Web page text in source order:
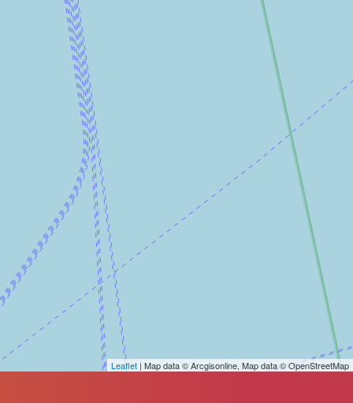
Leaflet | Map data © Arcgisonline, Map data © OpenStreetMap